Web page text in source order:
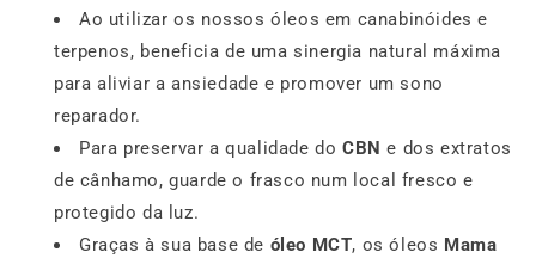
Ao utilizar os nossos óleos em canabinóides e
terpenos, beneficia de uma sinergia natural máxima
para aliviar a ansiedade e promover um sono
reparador.
Para preservar a qualidade do CBN e dos extratos
de cânhamo, guarde o frasco num local fresco e
protegido da luz.
Graças à sua base de óleo MCT, os óleos Mama